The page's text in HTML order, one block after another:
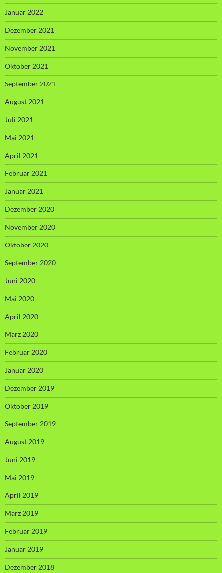
Januar 2022
Dezember 2021
November 2021
Oktober 2021
September 2021
August 2021
Juli 2021
Mai 2021
April 2021
Februar 2021
Januar 2021
Dezember 2020
November 2020
Oktober 2020
September 2020
Juni 2020
Mai 2020
April 2020
März 2020
Februar 2020
Januar 2020
Dezember 2019
Oktober 2019
September 2019
August 2019
Juni 2019
Mai 2019
April 2019
März 2019
Februar 2019
Januar 2019
Dezember 2018